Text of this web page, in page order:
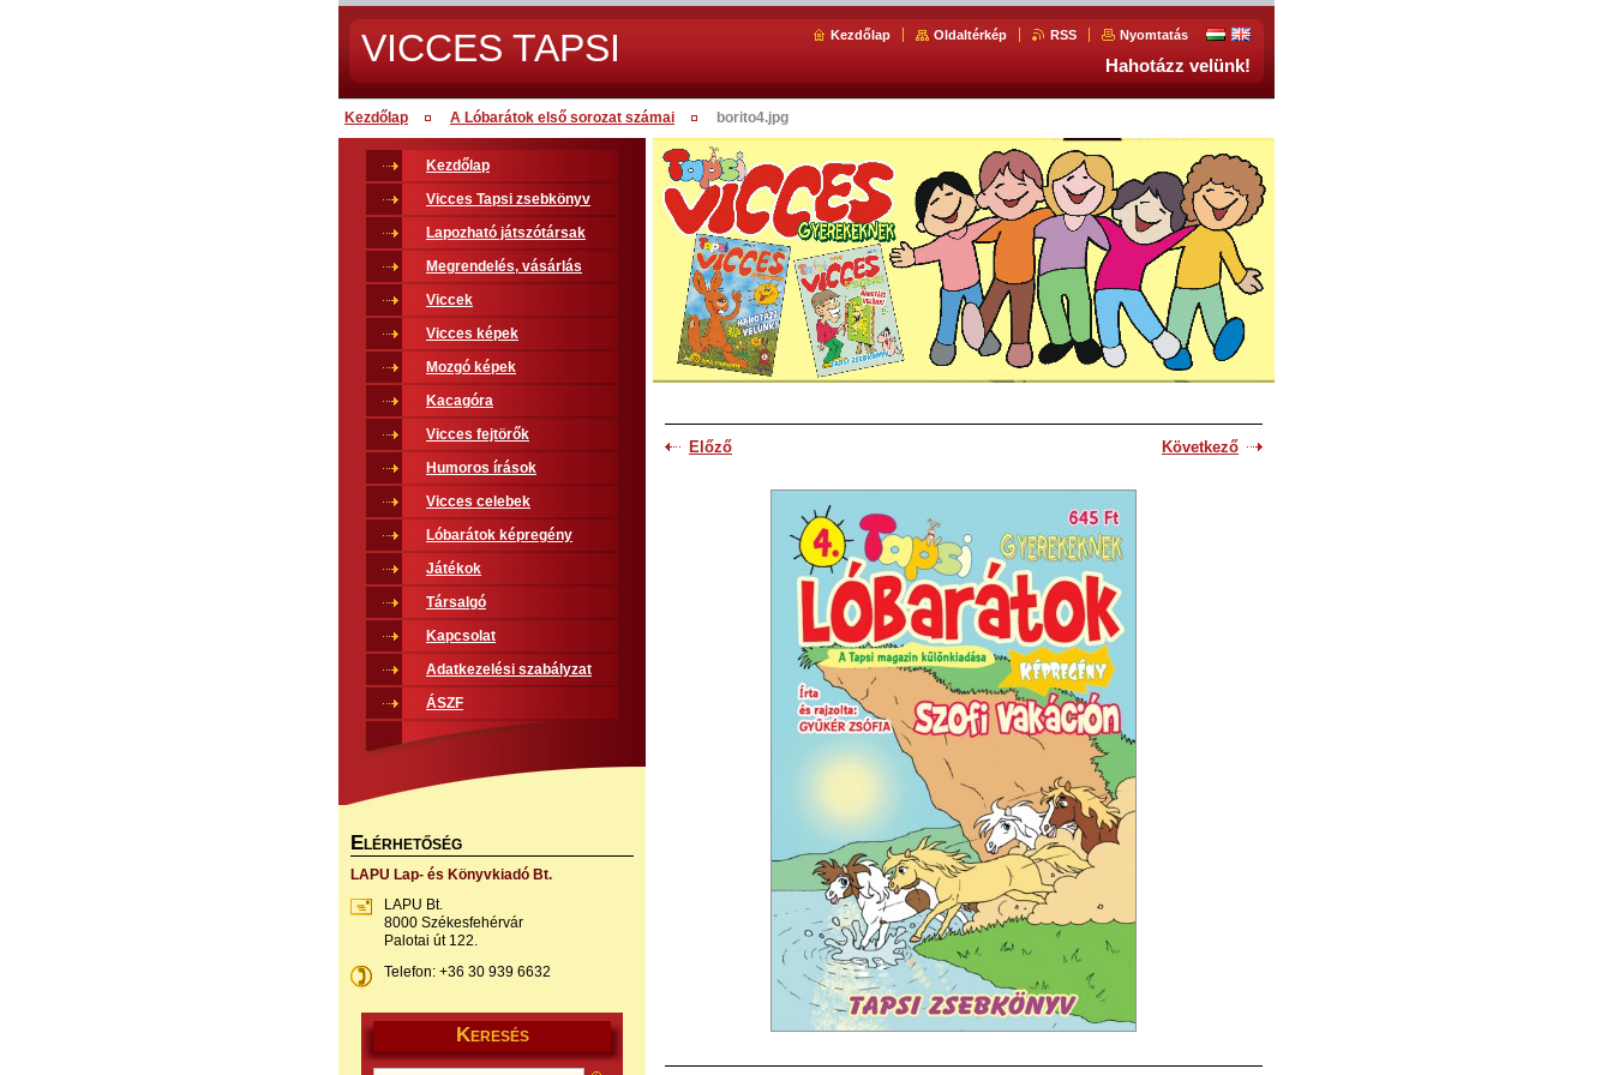
VICCES TAPSI Kezdőlap Oldaltérkép RSS Nyomtatás
Hahotázz velünk!
Kezdőlap A Lóbarátok első sorozat számai borito4.jpg
Előző Következő
Kezdőlap
Vicces Tapsi zsebkönyv
Lapozható játszótársak
Megrendelés, vásárlás
Viccek
Vicces képek
Mozgó képek
Kacagóra
Vicces fejtörők
Humoros írások
Vicces celebek
Lóbarátok képregény
Játékok
Társalgó
Kapcsolat
Adatkezelési szabályzat
ÁSZF
ELÉRHETŐSÉG
LAPU Lap- és Könyvkiadó Bt.
LAPU Bt.
8000 Székesfehérvár
Palotai út 122.
Telefon: +36 30 939 6632
KERESÉS